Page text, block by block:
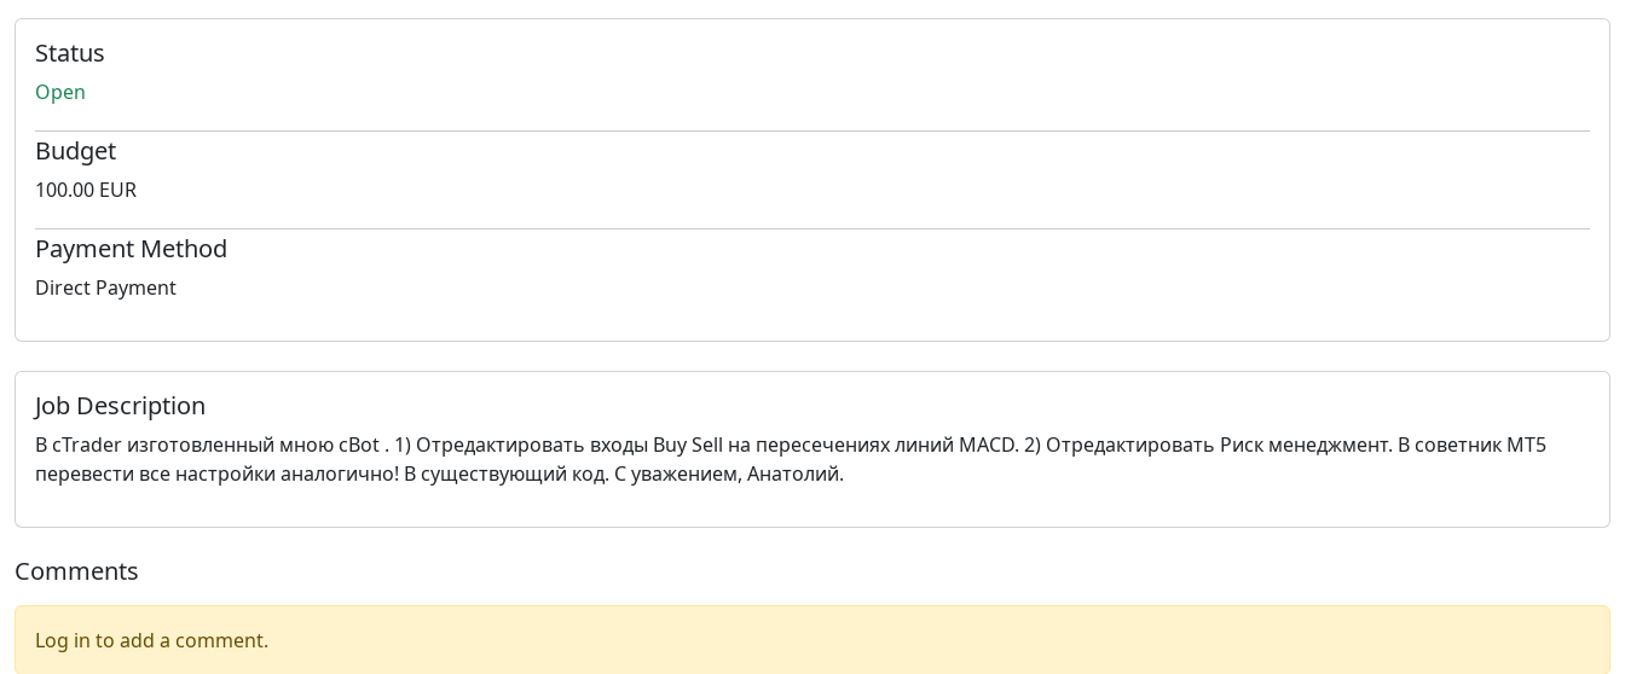
Status
Open
Budget
100.00 EUR
Payment Method
Direct Payment
Job Description
В cTrader изготовленный мною cBot . 1) Отредактировать входы Buy Sell на пересечениях линий МАСD. 2) Отредактировать Риск менеджмент. В советник МТ5
перевести все настройки аналогично! В существующий код. С уважением, Анатолий.
Comments
Log in to add a comment.